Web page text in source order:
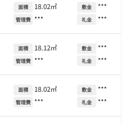
面積 18.02㎡
管理費 ***
敷金 ***
礼金 ***
面積 18.12㎡
管理費 ***
敷金 ***
礼金 ***
面積 18.02㎡
管理費 ***
敷金 ***
礼金 ***